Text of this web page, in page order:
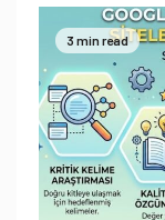
3 min read